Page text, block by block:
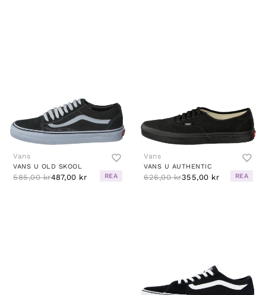
Vans
VANS U OLD SKOOL
585,00 kr487,00 kr REA
Vans
VANS U AUTHENTIC
626,00 kr355,00 kr REA